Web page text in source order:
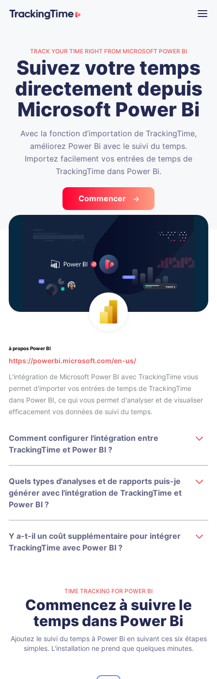
TRACK YOUR TIME RIGHT FROM MICROSOFT POWER BI
Suivez votre temps
directement depuis
Microsoft Power Bi
Avec la fonction d’importation de TrackingTime,
améliorez Power Bi avec le suivi du temps.
Importez facilement vos entrées de temps de
TrackingTime dans Power Bi.
Commencer
à propos Power BI
https://powerbi.microsoft.com/en-us/
L'intégration de Microsoft Power BI avec TrackingTime vous
permet d'importer vos entrées de temps de TrackingTime
dans Power BI, ce qui vous permet d'analyser et de visualiser
efficacement vos données de suivi du temps.
Comment configurer l'intégration entre
TrackingTime et Power BI ?
Quels types d'analyses et de rapports puis-je
générer avec l'intégration de TrackingTime et
Power BI ?
Y a-t-il un coût supplémentaire pour intégrer
TrackingTime avec Power BI ?
TIME TRACKING FOR POWER BI
Commencez à suivre le
temps dans Power Bi
Ajoutez le suivi du temps à Power Bi en suivant ces six étapes
simples. L'installation ne prend que quelques minutes.